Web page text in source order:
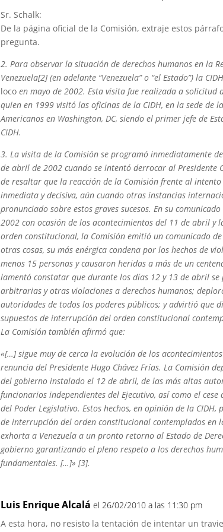
Sr. Schalk:
De la página oficial de la Comisión, extraje estos
pregunta.
2. Para observar la situación de derechos humanos en la
Venezuela[2] (en adelante “Venezuela” o “el Estado”) la
locoen mayo de 2002. Esta visita fue realizada a solicitud
quien en 1999 visitó las oficinas de la CIDH, en la sede de
Americanos en Washington, DC, siendo el primer jefe de
CIDH.
3. La visita de la Comisión se programó inmediatamente
de abril de 2002 cuando se intentó derrocar al Presidente
de resaltar que la reacción de la Comisión frente al intento
inmediata y decisiva, aún cuando otras instancias
pronunciado sobre estos graves sucesos. En su
2002 con ocasión de los acontecimientos del 11 de abril y
orden constitucional, la Comisión emitió un comunicado
otras cosas, su más enérgica condena por los hechos de
menos 15 personas y causaron heridas a más de un
lamentó constatar que durante los días 12 y 13 de abril se
arbitrarias y otras violaciones a derechos humanos;
autoridades de todos los poderes públicos; y advirtió que
supuestos de interrupción del orden constitucional
La Comisión también afirmó que:
«[…] sigue muy de cerca la evolución de los
renuncia del Presidente Hugo Chávez Frías. La Comisión
del gobierno instalado el 12 de abril, de las más altas
funcionarios independientes del Ejecutivo, así como el
del Poder Legislativo. Estos hechos, en opinión de la
de interrupción del orden constitucional contemplados en
exhorta a Venezuela a un pronto retorno al Estado de
gobierno garantizando el pleno respeto a los derechos
fundamentales. […]» [3].
Luis Enrique Alcalá el 26/02/2010 a las 11:30 pm
A esta hora, no resisto la tentación de intentar un